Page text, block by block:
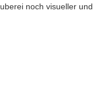
noch visueller und